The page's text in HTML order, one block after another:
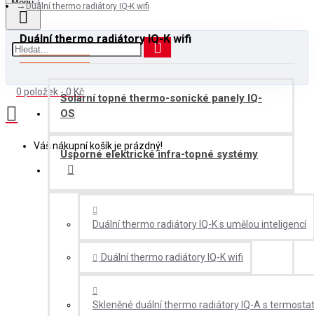
Menu
0 položek - 0 Kč
Váš nákupní košík je prázdný!
Duální thermo radiátory IQ-K wifi
Duální thermo radiátory IQ-K wifi
Solární topné thermo-sonické panely IQ-
OS
Úsporné elektrické infra-topné systémy
Duální thermo radiátory IQ-K s umělou inteligencí
Duální thermo radiátory IQ-K wifi
Skleněné duální thermo radiátory IQ-A s